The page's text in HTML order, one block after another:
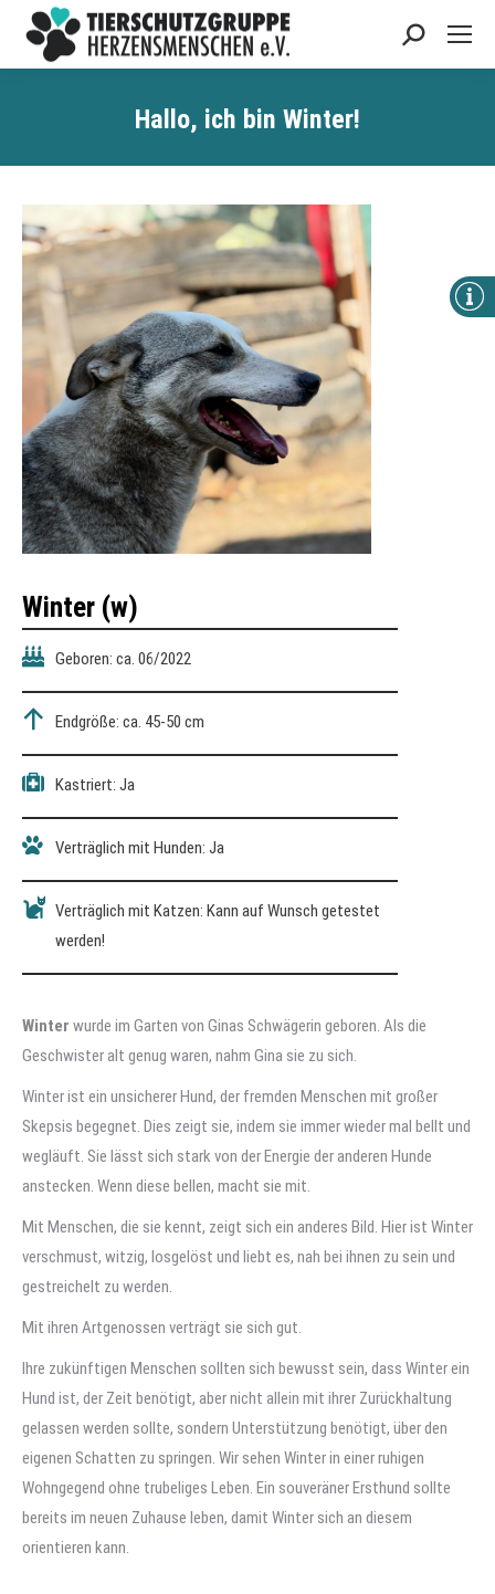
Search:
Hallo, ich bin Winter!
Winter (w)
Geboren: ca. 06/2022
Endgröße: ca. 45-50 cm
Kastriert: Ja
Verträglich mit Hunden: Ja
Verträglich mit Katzen: Kann auf Wunsch getestet
werden!
Winter wurde im Garten von Ginas Schwägerin geboren. Als die
Geschwister alt genug waren, nahm Gina sie zu sich.
Winter ist ein unsicherer Hund, der fremden Menschen mit großer
Skepsis begegnet. Dies zeigt sie, indem sie immer wieder mal bellt und
wegläuft. Sie lässt sich stark von der Energie der anderen Hunde
anstecken. Wenn diese bellen, macht sie mit.
Mit Menschen, die sie kennt, zeigt sich ein anderes Bild. Hier ist Winter
verschmust, witzig, losgelöst und liebt es, nah bei ihnen zu sein und
gestreichelt zu werden.
Mit ihren Artgenossen verträgt sie sich gut.
Ihre zukünftigen Menschen sollten sich bewusst sein, dass Winter ein
Hund ist, der Zeit benötigt, aber nicht allein mit ihrer Zurückhaltung
gelassen werden sollte, sondern Unterstützung benötigt, über den
eigenen Schatten zu springen. Wir sehen Winter in einer ruhigen
Wohngegend ohne trubeliges Leben. Ein souveräner Ersthund sollte
bereits im neuen Zuhause leben, damit Winter sich an diesem
orientieren kann.